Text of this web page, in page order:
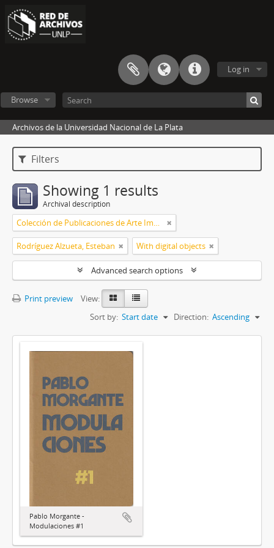
Log in
Browse
Archivos de la Universidad Nacional de La Plata
Filters
Showing 1 results
Archival description
Colección de Publicaciones de Arte Impreso
Rodríguez Alzueta, Esteban With digital objects
Advanced search options
Print preview
View:
Sort by: Start date Direction: Ascending
Pablo Morgante -
Modulaciones #1